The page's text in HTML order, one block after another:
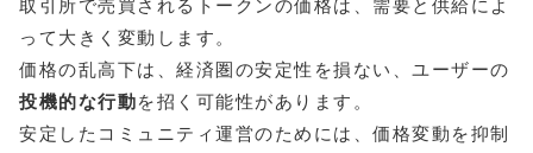
取引所で売買されるトークンの価格は、需要と供給によ
って大きく変動します。
価格の乱高下は、経済圏の安定性を損ない、ユーザーの
投機的な行動を招く可能性があります。
安定したコミュニティ運営のためには、価格変動を抑制